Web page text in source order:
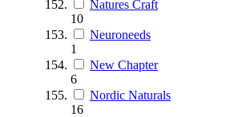
Natures Craft
10
Neuroneeds
1
New Chapter
6
Nordic Naturals
16